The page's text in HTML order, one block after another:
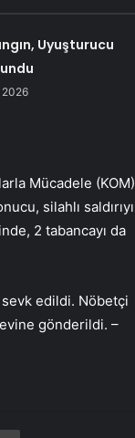
Uyuşturucu
2026
Mücadele (KOM)
silahlı saldırıyı
2 tabancayı da
sevk edildi. Nöbetçi
gönderildi. –
Yazdır